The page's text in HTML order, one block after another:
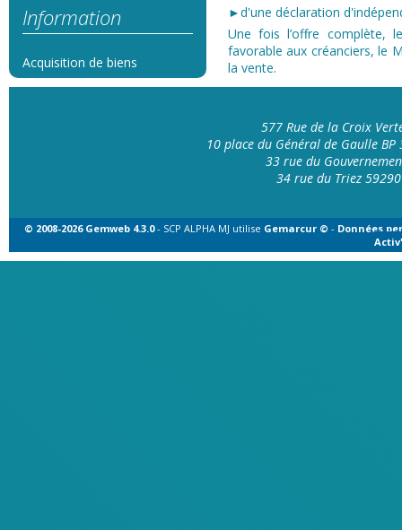
Information
Acquisition de biens
►d'une déclaration
Une fois l’offre complète,
favorable aux créanciers, le
la vente.
577 Rue de la Croix
10 place du Général de Gaulle BP
33 rue du
34 rue du Triez 59290
© 2008-2026 Gemweb 4.3.0- SCP ALPHA MJ utilise Gemarcur © - Données